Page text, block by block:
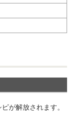
が解放されます。